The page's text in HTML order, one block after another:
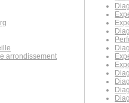
arrondissement